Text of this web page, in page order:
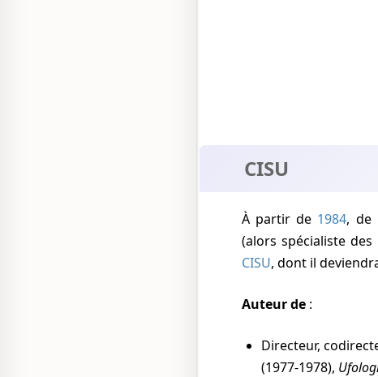
CISU
À partir de 1984, de
(alors spécialiste
CISU, dont il
Auteur de :
Directeur,
(1977-1978),